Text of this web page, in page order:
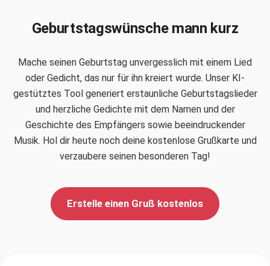
Geburtstagswünsche mann kurz
Mache seinen Geburtstag unvergesslich mit einem Lied
oder Gedicht, das nur für ihn kreiert wurde. Unser KI-
gestütztes Tool generiert erstaunliche Geburtstagslieder
und herzliche Gedichte mit dem Namen und der
Geschichte des Empfängers sowie beeindruckender
Musik. Hol dir heute noch deine kostenlose Grußkarte und
verzaubere seinen besonderen Tag!
Erstelle einen Gruß kostenlos